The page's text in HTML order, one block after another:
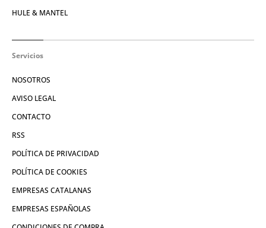
HULE & MANTEL
Servicios
NOSOTROS
AVISO LEGAL
CONTACTO
RSS
POLÍTICA DE PRIVACIDAD
POLÍTICA DE COOKIES
EMPRESAS CATALANAS
EMPRESAS ESPAÑOLAS